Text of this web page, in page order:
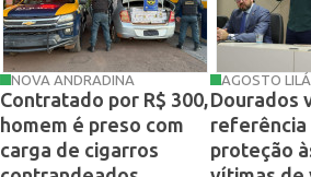
NOVA ANDRADINA
Contratado por R$ 300,
homem é preso com
carga de cigarros
AGOSTO
Dourados
referência
proteção